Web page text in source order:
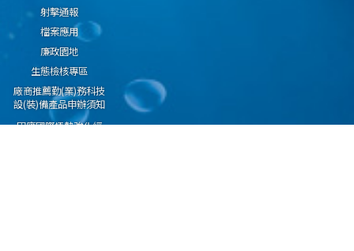
射擊通報
檔案應用
廉政園地
生態檢核專區
廠商推薦勤(業)務科技
設(裝)備產品申辦須知
因應國際情勢強化經